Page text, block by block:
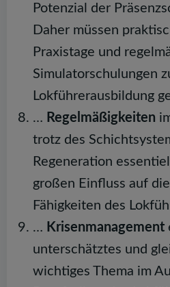
Potenzial der
Daher müssen
Praxistage und
Simulatorschulungen
Lokführerausbildung
… Regelmäßigkeiten
trotz des
Regeneration
großen Einfluss auf
Fähigkeiten des
… Krisenmanagement
unterschätztes und
wichtiges Thema im